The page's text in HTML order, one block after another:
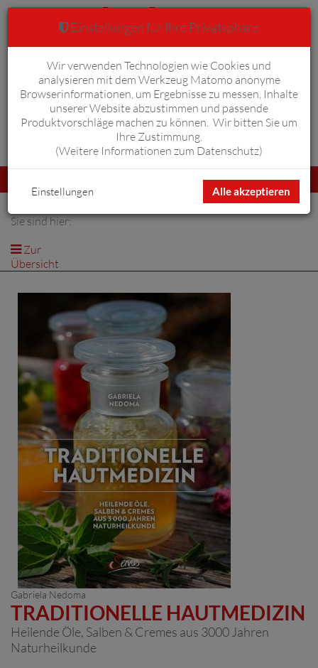
Anmelden Warenkorb 0
umschalten
Sie sind hier:
Zur
Übersicht
Gabriela Nedoma
TRADITIONELLE HAUTMEDIZIN
Heilende Öle, Salben & Cremes aus 3000 Jahren
Naturheilkunde
Einstellungen für Ihre Privatsphäre
Wir verwenden Technologien wie Cookies und
analysieren mit dem Werkzeug Matomo anonyme
Browserinformationen, um Ergebnisse zu messen, Inhalte
unserer Website abzustimmen und passende
Produktvorschläge machen zu können. Wir bitten Sie um
Ihre Zustimmung.
(Weitere Informationen zum Datenschutz)
Alle akzeptieren
Einstellungen